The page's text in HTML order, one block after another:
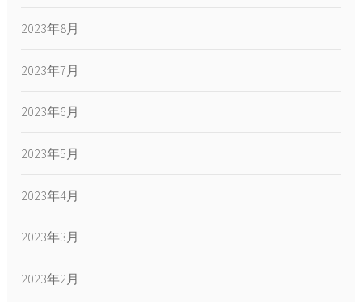
2023年8月
2023年7月
2023年6月
2023年5月
2023年4月
2023年3月
2023年2月